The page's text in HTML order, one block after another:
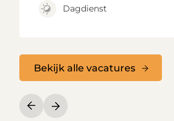
Dagdienst
Bekijk alle vacatures